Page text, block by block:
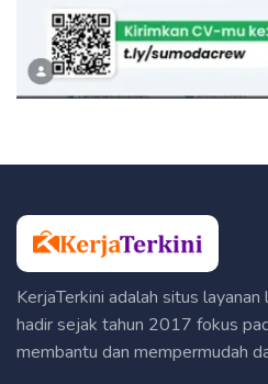
KerjaTerkini adalah situs
hadir sejak tahun 2017 fokus
membantu dan mempermudah